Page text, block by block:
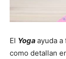
El Yoga ayuda
como detallan